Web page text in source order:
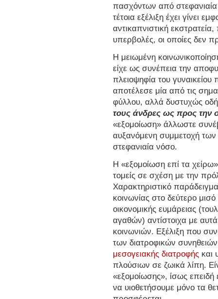
πασχόντων από
τέτοια εξέλιξη έχει γίνει
αντικαπνιστική
υπερβολές, οι οποίες δεν
Η μειωμένη
είχε ως συνέπεια την
πλειοψηφία του
αποτέλεσε μία από τις
φύλλου, αλλά δυστυχώς
τους άνδρες ως προς την
«εξομοίωση» άλλωστε
αυξανόμενη συμμετοχή
στεφανιαία νόσο.
Η «εξομοίωση επί τα
τομείς σε σχέση με την
Χαρακτηριστικό
κοινωνίας στο δεύτερο
οικονομικής ευμάρειας
αγαθών) αντίστοιχα με
κοινωνιών. Εξέλιξη που
των διατροφικών
μεσογειακής διατροφής και
πλούσιων σε ζωικά λίπη.
«εξομοίωσης», ίσως
να υιοθετήσουμε μόνο τα